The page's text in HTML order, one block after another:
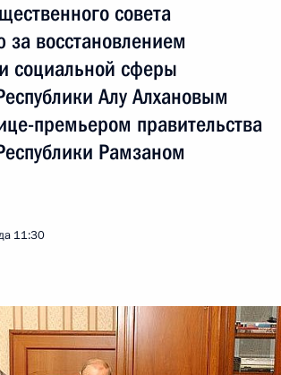
совета
за восстановлением
социальной сферы
Алу Алхановым
премьером правительства
Рамзаном
11:30